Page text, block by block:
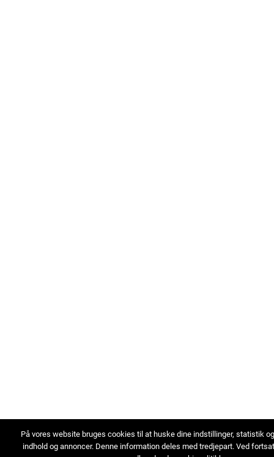
På vores website bruges cookies til at huske dine indstillinger, statistik
indhold og annoncer. Denne information deles med tredjepart. Ved